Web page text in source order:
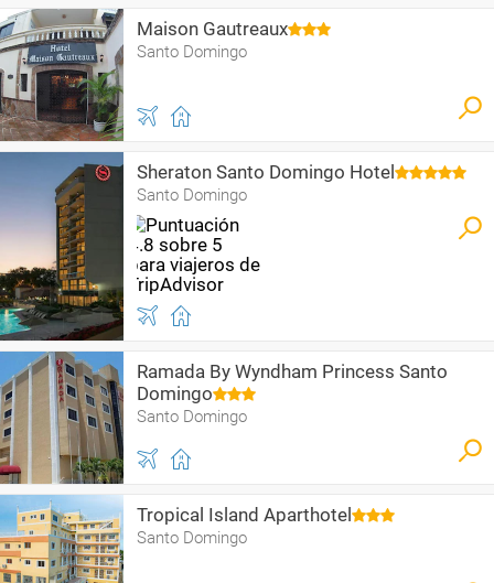
Maison Gautreaux
Santo Domingo
Sheraton Santo Domingo Hotel
Santo Domingo
Ramada By Wyndham Princess Santo
Domingo
Santo Domingo
Tropical Island Aparthotel
Santo Domingo